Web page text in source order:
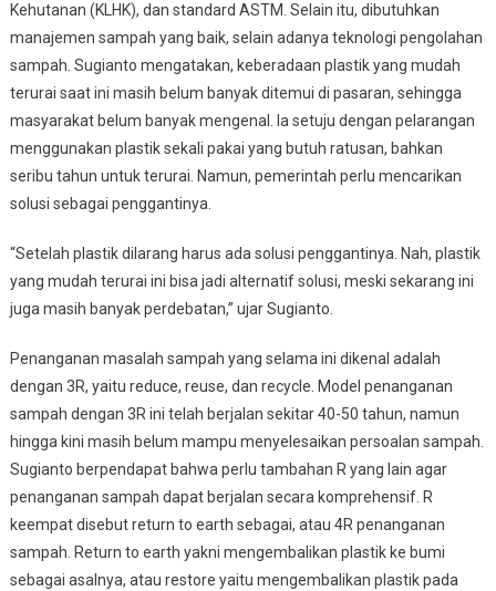
Kehutanan (KLHK), dan standard ASTM. Selain itu, dibutuhkan
manajemen sampah yang baik, selain adanya teknologi pengolahan
sampah. Sugianto mengatakan, keberadaan plastik yang mudah
terurai saat ini masih belum banyak ditemui di pasaran, sehingga
masyarakat belum banyak mengenal. Ia setuju dengan pelarangan
menggunakan plastik sekali pakai yang butuh ratusan, bahkan
seribu tahun untuk terurai. Namun, pemerintah perlu mencarikan
solusi sebagai penggantinya.
“Setelah plastik dilarang harus ada solusi penggantinya. Nah, plastik
yang mudah terurai ini bisa jadi alternatif solusi, meski sekarang ini
juga masih banyak perdebatan,” ujar Sugianto.
Penanganan masalah sampah yang selama ini dikenal adalah
dengan 3R, yaitu reduce, reuse, dan recycle. Model penanganan
sampah dengan 3R ini telah berjalan sekitar 40-50 tahun, namun
hingga kini masih belum mampu menyelesaikan persoalan sampah.
Sugianto berpendapat bahwa perlu tambahan R yang lain agar
penanganan sampah dapat berjalan secara komprehensif. R
keempat disebut return to earth sebagai, atau 4R penanganan
sampah. Return to earth yakni mengembalikan plastik ke bumi
sebagai asalnya, atau restore yaitu mengembalikan plastik pada